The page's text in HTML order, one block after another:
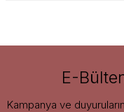
E-
Kampanya ve